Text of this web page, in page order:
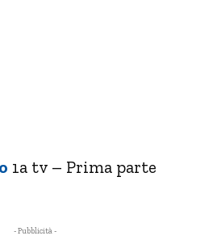
1a tv – Prima parte
- Pubblicità -